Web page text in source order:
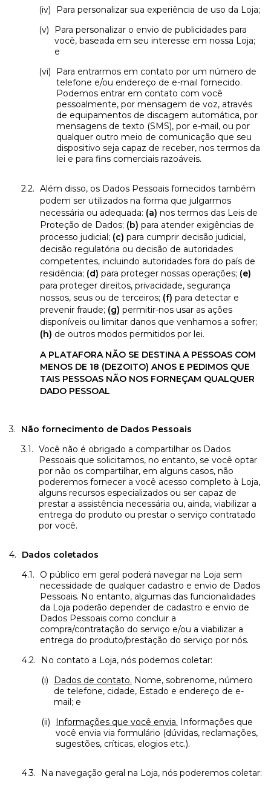
Para personalizar sua experiência de uso da Loja;
Para personalizar o envio de publicidades para
você, baseada em seu interesse em nossa Loja;
e
Para entrarmos em contato por um número de
telefone e/ou endereço de e-mail fornecido.
Podemos entrar em contato com você
pessoalmente, por mensagem de voz, através
de equipamentos de discagem automática, por
mensagens de texto (SMS), por e-mail, ou por
qualquer outro meio de comunicação que seu
dispositivo seja capaz de receber, nos termos da
lei e para fins comerciais razoáveis.
Além disso, os Dados Pessoais fornecidos também
podem ser utilizados na forma que julgarmos
necessária ou adequada: (a) nos termos das Leis de
Proteção de Dados; (b) para atender exigências de
processo judicial; (c) para cumprir decisão judicial,
decisão regulatória ou decisão de autoridades
competentes, incluindo autoridades fora do país de
residência; (d) para proteger nossas operações; (e)
para proteger direitos, privacidade, segurança
nossos, seus ou de terceiros; (f) para detectar e
prevenir fraude; (g) permitir-nos usar as ações
disponíveis ou limitar danos que venhamos a sofrer;
(h) de outros modos permitidos por lei.
A PLATAFORA NÃO SE DESTINA A PESSOAS COM
MENOS DE 18 (DEZOITO) ANOS E PEDIMOS QUE
TAIS PESSOAS NÃO NOS FORNEÇAM QUALQUER
DADO PESSOAL
Não fornecimento de Dados Pessoais
Você não é obrigado a compartilhar os Dados
Pessoais que solicitamos, no entanto, se você optar
por não os compartilhar, em alguns casos, não
poderemos fornecer a você acesso completo à Loja,
alguns recursos especializados ou ser capaz de
prestar a assistência necessária ou, ainda, viabilizar a
entrega do produto ou prestar o serviço contratado
por você.
Dados coletados
O público em geral poderá navegar na Loja sem
necessidade de qualquer cadastro e envio de Dados
Pessoais. No entanto, algumas das funcionalidades
da Loja poderão depender de cadastro e envio de
Dados Pessoais como concluir a
compra/contratação do serviço e/ou a viabilizar a
entrega do produto/prestação do serviço por nós.
No contato a Loja, nós podemos coletar:
Dados de contato. Nome, sobrenome, número
de telefone, cidade, Estado e endereço de e-
mail; e
Informações que você envia. Informações que
você envia via formulário (dúvidas, reclamações,
sugestões, críticas, elogios etc.).
Na navegação geral na Loja, nós poderemos coletar: